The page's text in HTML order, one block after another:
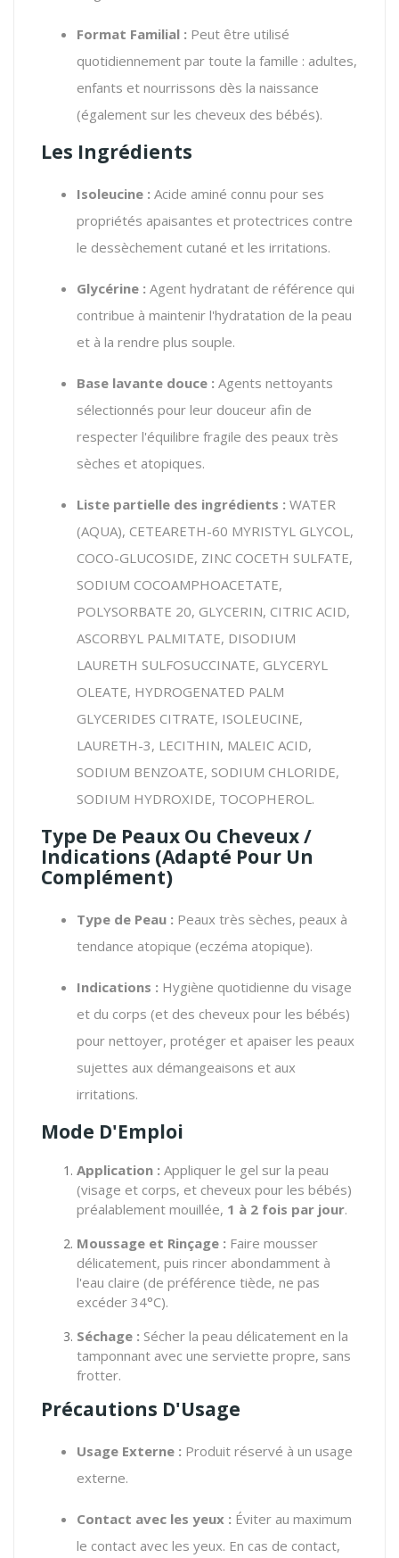
Format Familial : Peut être utilisé
quotidiennement par toute la famille : adultes,
enfants et nourrissons dès la naissance
(également sur les cheveux des bébés).
Les Ingrédients
Isoleucine : Acide aminé connu pour ses
propriétés apaisantes et protectrices contre
le dessèchement cutané et les irritations.
Glycérine : Agent hydratant de référence qui
contribue à maintenir l'hydratation de la peau
et à la rendre plus souple.
Base lavante douce : Agents nettoyants
sélectionnés pour leur douceur afin de
respecter l'équilibre fragile des peaux très
sèches et atopiques.
Liste partielle des ingrédients : WATER
(AQUA), CETEARETH-60 MYRISTYL GLYCOL,
COCO-GLUCOSIDE, ZINC COCETH SULFATE,
SODIUM COCOAMPHOACETATE,
POLYSORBATE 20, GLYCERIN, CITRIC ACID,
ASCORBYL PALMITATE, DISODIUM
LAURETH SULFOSUCCINATE, GLYCERYL
OLEATE, HYDROGENATED PALM
GLYCERIDES CITRATE, ISOLEUCINE,
LAURETH-3, LECITHIN, MALEIC ACID,
SODIUM BENZOATE, SODIUM CHLORIDE,
SODIUM HYDROXIDE, TOCOPHEROL .
Type De Peaux Ou Cheveux /
Indications (Adapté Pour Un
Complément)
Type de Peau : Peaux très sèches, peaux à
tendance atopique (eczéma atopique).
Indications : Hygiène quotidienne du visage
et du corps (et des cheveux pour les bébés)
pour nettoyer, protéger et apaiser les peaux
sujettes aux démangeaisons et aux
irritations.
Mode D'Emploi
Application : Appliquer le gel sur la peau
(visage et corps, et cheveux pour les bébés)
préalablement mouillée, 1 à 2 fois par jour.
Moussage et Rinçage : Faire mousser
délicatement, puis rincer abondamment à
l'eau claire (de préférence tiède, ne pas
excéder 34°C).
Séchage : Sécher la peau délicatement en la
tamponnant avec une serviette propre, sans
frotter.
Précautions D'Usage
Usage Externe : Produit réservé à un usage
externe.
Contact avec les yeux : Éviter au maximum
le contact avec les yeux. En cas de contact,